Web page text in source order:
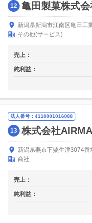
12 亀田製菓株式会
新潟県新潟市江南区亀田工
その他(サービス)
売上：
純利益：
法人番号：4110001016088
13 株式会社
新潟県燕市下粟生津3074番
商社
売上：
純利益：